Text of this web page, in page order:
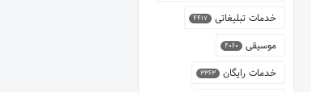
خدمات تبلیغاتی 4417
موسیقی 4060
خدمات رایگان 3363